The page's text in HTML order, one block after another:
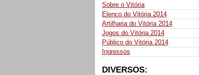
Sobre o Vitória
Elenco do Vitória 2014
Artilharia do Vitória 2014
Jogos do Vitória 2014
Público do Vitória 2014
Ingressos
DIVERSOS: